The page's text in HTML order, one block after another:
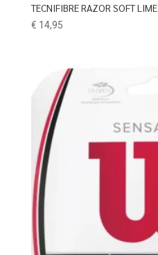
TECNIFIBRE RAZOR SOFT LIME
€ 14,95